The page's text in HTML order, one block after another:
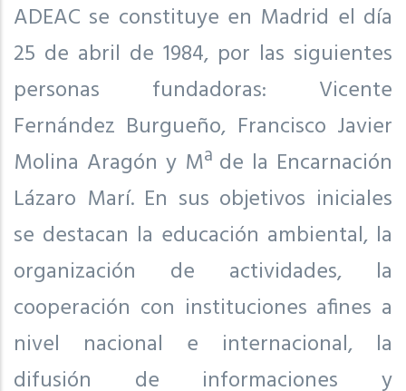
ADEAC se constituye en Madrid el día
25 de abril de 1984, por las siguientes
personas fundadoras: Vicente
Fernández Burgueño, Francisco Javier
Molina Aragón y Mª de la Encarnación
Lázaro Marí. En sus objetivos iniciales
se destacan la educación ambiental, la
organización de actividades, la
cooperación con instituciones afines a
nivel nacional e internacional, la
difusión de informaciones y